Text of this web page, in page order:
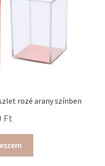
rozé arany színben
Ft